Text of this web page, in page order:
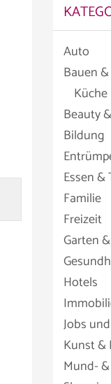
Auto
Bauen
Küche
Beauty
Bildung
Essen
Familie
Freizeit
Garten
Hotels
Jobs
Kunst
Mund-